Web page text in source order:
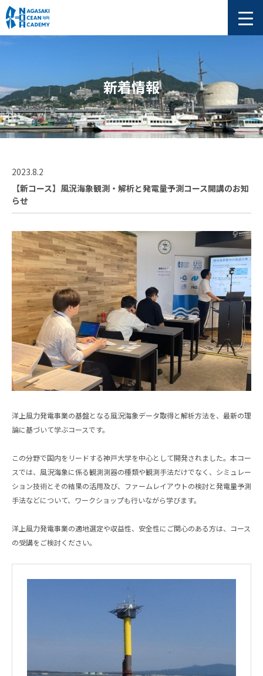
新着情報
2023.8.2
【新コース】風況海象観測・解析と発電量予測コース開講のお知
らせ
洋上風力発電事業の基盤となる風況海象データ取得と解析方法を、最新の理
論に基づいて学ぶコースです。
この分野で国内をリードする神戸大学を中心として開発されました。本コー
スでは、風況海象に係る観測測器の種類や観測手法だけでなく、シミュレー
ション技術とその結果の活用及び、ファームレイアウトの検討と発電量予測
手法などについて、ワークショップも行いながら学びます。
洋上風力発電事業の適地選定や収益性、安全性にご関心のある方は、コース
の受講をご検討ください。